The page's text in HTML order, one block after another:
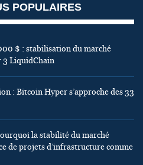
POPULAIRES
$ : stabilisation du marché
3 LiquidChain
: Bitcoin Hyper s’approche des 33
la stabilité du marché
de projets d’infrastructure comme